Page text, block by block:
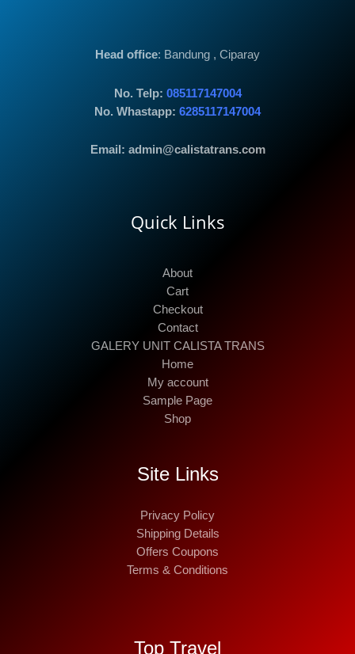
Head office: Bandung , Ciparay
No. Telp: 085117147004
No. Whastapp: 6285117147004
Email: admin@calistatrans.com
Quick Links
About
Cart
Checkout
Contact
GALERY UNIT CALISTA TRANS
Home
My account
Sample Page
Shop
Site Links
Privacy Policy
Shipping Details
Offers Coupons
Terms & Conditions
Top Travel